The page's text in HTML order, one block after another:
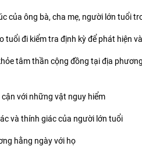
của ông bà, cha mẹ, người lớn tuổi
tuổi đi kiểm tra định kỳ để phát hiện
tâm thần cộng đồng tại địa
với những vật nguy hiểm
và thính giác của người lớn tuổi
hằng ngày với họ